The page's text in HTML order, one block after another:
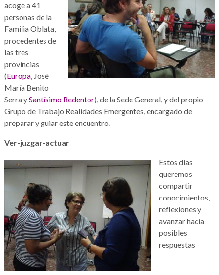
acoge a 41
personas de la
Familia Oblata,
procedentes de
las tres
provincias
(Europa, José
María Benito
Serra ySantísimo Redentor), de la Sede General, y del propio
Grupo de Trabajo Realidades Emergentes, encargado de
preparar y guiar este encuentro.
Ver-juzgar-actuar
Estos días
queremos
compartir
conocimientos,
reflexiones y
avanzar hacia
posibles
respuestas